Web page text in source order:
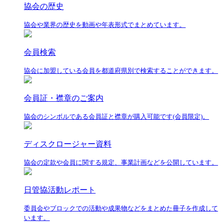
協会の歴史
協会や業界の歴史を動画や年表形式でまとめています。
会員検索
協会に加盟している会員を都道府県別で検索することができます。
会員証・襟章のご案内
協会のシンボルである会員証と襟章が購入可能です(会員限定)。
ディスクロージャー資料
協会の定款や会員に関する規定、事業計画などを公開しています。
日管協活動レポート
委員会やブロックでの活動や成果物などをまとめた冊子を作成して
います。